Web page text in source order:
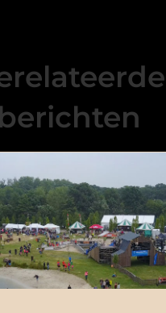
berichten
zijn Oisterwijk
Adventures!